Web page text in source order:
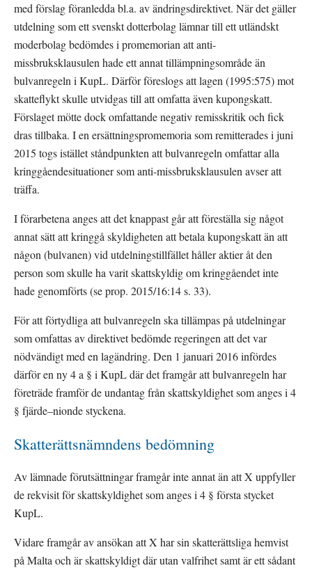
med förslag föranledda bl.a. av ändringsdirektivet. När det gäller
utdelning som ett svenskt dotterbolag lämnar till ett utländskt
moderbolag bedömdes i promemorian att anti-
missbruksklausulen hade ett annat tillämpningsområde än
bulvanregeln i KupL. Därför föreslogs att lagen (1995:575) mot
skatteflykt skulle utvidgas till att omfatta även kupongskatt.
Förslaget mötte dock omfattande negativ remisskritik och fick
dras tillbaka. I en ersättningspromemoria som remitterades i juni
2015 togs istället ståndpunkten att bulvanregeln omfattar alla
kringgåendesituationer som anti-missbruksklausulen avser att
träffa.
I förarbetena anges att det knappast går att föreställa sig något
annat sätt att kringgå skyldigheten att betala kupongskatt än att
någon (bulvanen) vid utdelningstillfället håller aktier åt den
person som skulle ha varit skattskyldig om kringgåendet inte
hade genomförts (se prop. 2015/16:14 s. 33).
För att förtydliga att bulvanregeln ska tillämpas på utdelningar
som omfattas av direktivet bedömde regeringen att det var
nödvändigt med en lagändring. Den 1 januari 2016 infördes
därför en ny 4 a § i KupL där det framgår att bulvanregeln har
företräde framför de undantag från skattskyldighet som anges i 4
§ fjärde–nionde styckena.
Skatterättsnämndens bedömning
Av lämnade förutsättningar framgår inte annat än att X uppfyller
de rekvisit för skattskyldighet som anges i 4 § första stycket
KupL.
Vidare framgår av ansökan att X har sin skatterättsliga hemvist
på Malta och är skattskyldigt där utan valfrihet samt är ett sådant